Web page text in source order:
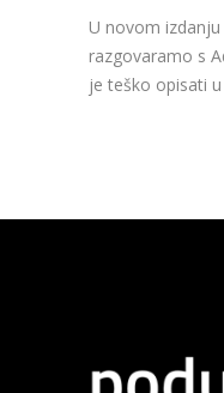
U novom
razgovaramo s
je teško opisati u